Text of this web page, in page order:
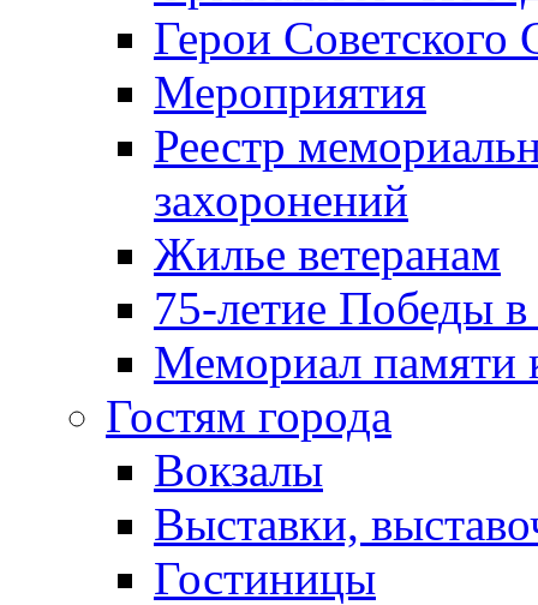
Герои Советского
Мероприятия
Реестр
захоронений
Жилье ветеранам
75-летие Победы
Мемориал памяти
Гостям города
Вокзалы
Выставки,
Гостиницы